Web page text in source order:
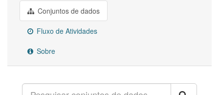
Conjuntos de dados
Fluxo de Atividades
Sobre